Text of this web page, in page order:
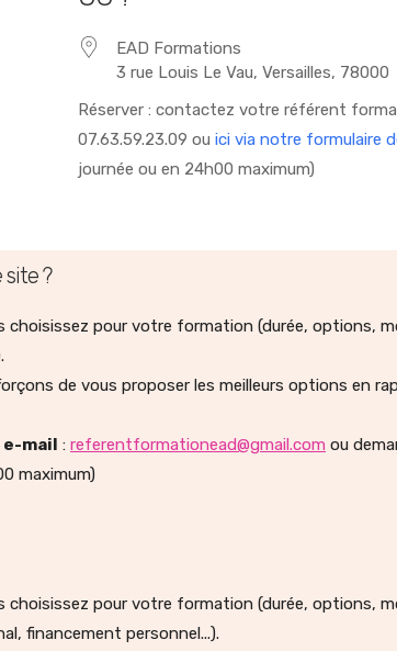
EAD Formations
3 rue Louis Le Vau, Versailles, 78000
Réserver : contactez votre référent
07.63.59.23.09 ou ici via notre formulaire
journée ou en 24h00 maximum)
?
pour votre formation (durée, options,
de vous proposer les meilleurs options en
e-mail : referentformationead@gmail.com ou
maximum)
pour votre formation (durée, options,
financement personnel...).